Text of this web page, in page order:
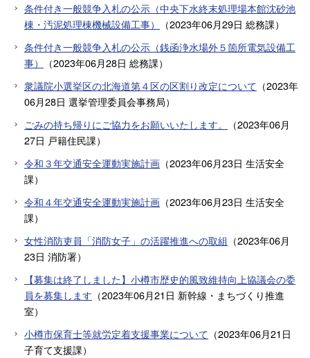
条件付き一般競争入札の公示（中央下水終末処理場本館沈砂池
棟・汚泥処理棟機械設備工事）
（2023年06月29日 総務課）
条件付き一般競争入札の公示（銭函浄水場外５箇所電気設備工
事）
（2023年06月28日 総務課）
衆議院小選挙区の北海道第４区の区割り改定について （2023年
06月28日 選挙管理委員会事務局）
ごみの持ち帰りにご協力をお願いいたします。
（2023年06月
27日 戸籍住民課）
令和３年交通安全運動実施計画 （2023年06月23日 生活安全
課）
令和４年交通安全運動実施計画 （2023年06月23日 生活安全
課）
女性消防吏員「消防女子」の活躍推進への取組 （2023年06月
23日 消防署）
【募集は終了しました】小樽市歴史的風致維持向上協議会の委
員を募集します （2023年06月21日 新幹線・まちづくり推進
室）
小樽市保育士等就労定着支援事業について （2023年06月21日
子育て支援課）